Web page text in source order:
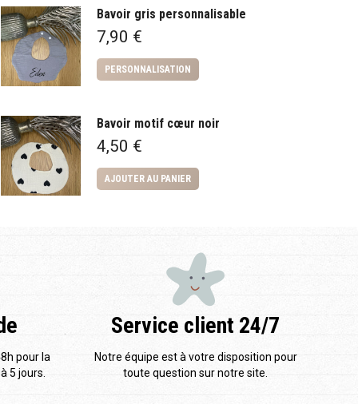
Bavoir gris personnalisable
7,90 €
PERSONNALISATION
Bavoir motif cœur noir
4,50 €
AJOUTER AU PANIER
pour la
5 jours.
Service client 24/7
Notre équipe est à votre disposition pour
toute question sur notre site.